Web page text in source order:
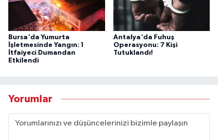
Bursa'da Yumurta
İşletmesinde Yangın: 1
İtfaiyeci Dumandan
Etkilendi
Antalya'da Fuhuş
Operasyonu: 7 Kişi
Tutuklandı!
Yorumlar